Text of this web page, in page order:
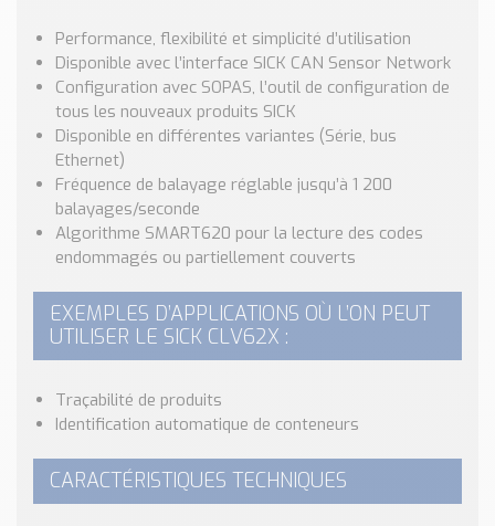
Conseils et Actualités
Catalogue des essentiels pour les brasseries et micro-
brasseries
Contact & Devis
Devis, Tarifs, Renseignements techniques
Performance, flexibilité et simplicité d’utilisation
Disponible avec l’interface SICK CAN Sensor Network
Configuration avec SOPAS, l’outil de configuration de
tous les nouveaux produits SICK
Disponible en différentes variantes (Série, bus
Ethernet)
Fréquence de balayage réglable jusqu’à 1 200
balayages/seconde
Algorithme SMART620 pour la lecture des codes
endommagés ou partiellement couverts
EXEMPLES D’APPLICATIONS OÙ L’ON PEUT
UTILISER LE SICK CLV62X :
Traçabilité de produits
Identification automatique de conteneurs
CARACTÉRISTIQUES TECHNIQUES